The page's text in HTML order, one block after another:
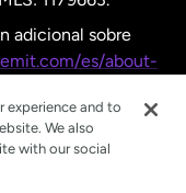
adicional sobre
es/about-
experience and to
We also
with our social